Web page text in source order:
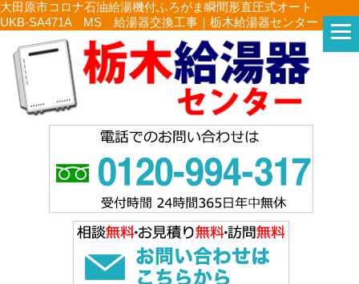
大田原市コロナ石油給湯機付ふろがま瞬間形直圧式オート
UKB-SA471A MS 給湯器交換工事｜栃木給湯器センター